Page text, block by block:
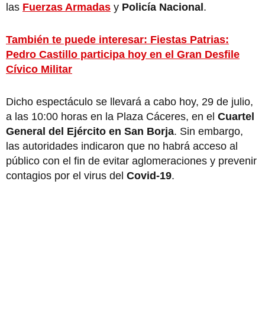
las Fuerzas Armadas y Policía Nacional.
También te puede interesar: Fiestas Patrias:
Pedro Castillo participa hoy en el Gran Desfile
Cívico Militar
Dicho espectáculo se llevará a cabo hoy, 29 de julio,
a las 10:00 horas en la Plaza Cáceres, en el Cuartel
General del Ejército en San Borja. Sin embargo,
las autoridades indicaron que no habrá acceso al
público con el fin de evitar aglomeraciones y prevenir
contagios por el virus del Covid-19.